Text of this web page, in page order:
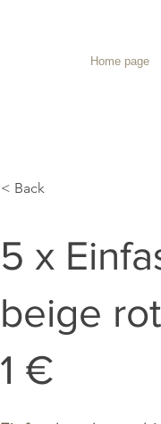
Home page
< Back
5 x
beige
1 €